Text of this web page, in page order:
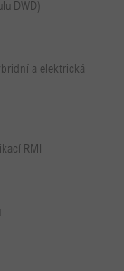
DWD)
a elektrická
RMI